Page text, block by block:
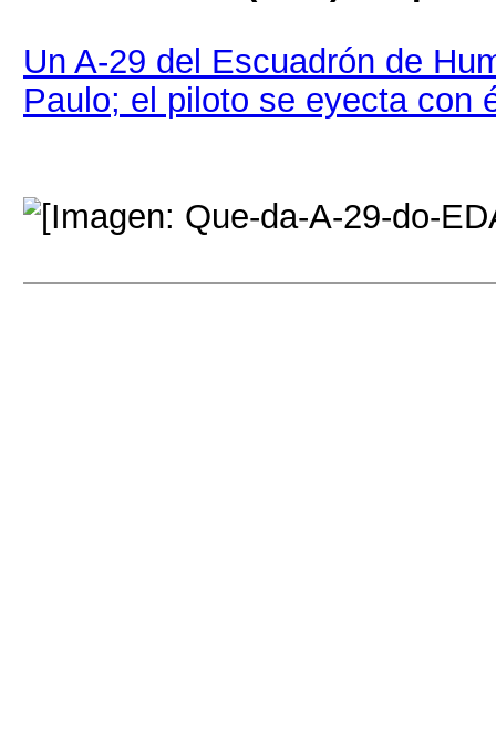
Un A-29 del Escuadrón de
Paulo; el piloto se eyecta con